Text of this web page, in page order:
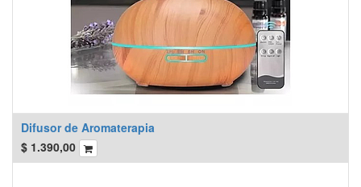
Difusor de Aromaterapia
$ 1.390,00